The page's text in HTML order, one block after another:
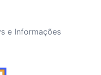
e Informações